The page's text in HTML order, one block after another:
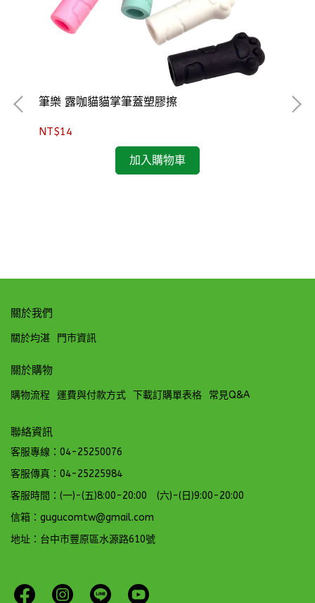
筆樂 露咖貓貓掌筆蓋塑膠擦
NT$14
加入購物車
關於我們
關於均湛 門市資訊
關於購物
購物流程 運費與付款方式 下載訂購單表格 常見Q&A
聯絡資訊
客服專線：04-25250076
客服傳真：04-25225984
客服時間：(一)-(五)8:00-20:00 (六)-(日)9:00-20:00
信箱：gugucomtw@gmail.com
地址：台中市豐原區水源路610號